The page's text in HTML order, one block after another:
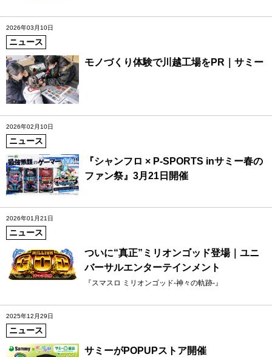
2026年03月10日
ニュース
モノづくり体験で川越工場をPR｜サミー
2026年02月10日
ニュース
『シャンフロ × P-SPORTS inサミー春の
ファン祭』3月21日開催
2026年01月21日
ニュース
ついに“真正”ミリオンゴッド登場｜ユニ
バーサルエンターテインメント
『スマスロ ミリオンゴッド-神々の軌跡-』
2025年12月29日
ニュース
サミーがPOPUPストア開催